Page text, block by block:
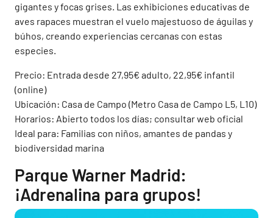
gigantes y focas grises. Las exhibiciones educativas de
aves rapaces muestran el vuelo majestuoso de águilas y
búhos, creando experiencias cercanas con estas
especies.
Precio: Entrada desde 27,95€ adulto, 22,95€ infantil
(online)
Ubicación: Casa de Campo (Metro Casa de Campo L5, L10)
Horarios: Abierto todos los días; consultar web oficial
Ideal para: Familias con niños, amantes de pandas y
biodiversidad marina
Parque Warner Madrid:
¡Adrenalina para grupos!